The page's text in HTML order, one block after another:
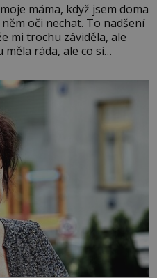
máma, když jsem doma
oči nechat. To nadšení
mi trochu záviděla, ale
ráda, ale co si
jiná doba, když